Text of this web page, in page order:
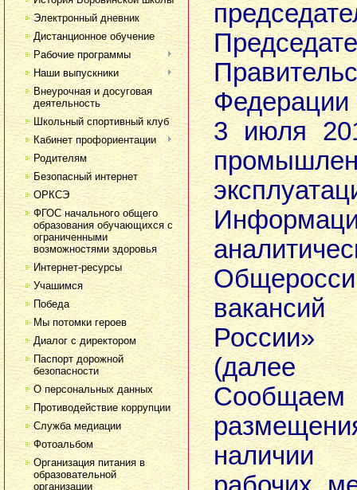
Электронный дневник
Дистанционное обучение
Рабочие программы
Наши выпускники
Внеурочная и досуговая
деятельность
Школьный спортивный клуб
Кабинет профориентации
Родителям
Безопасный интернет
ОРКСЭ
ФГОС начального общего
образования обучающихся с
ограниченными
возможностями здоровья
Интернет-ресурсы
Учашимся
Победа
Мы потомки героев
Диалог с директором
Паспорт дорожной
безопасности
О персональных данных
Противодействие коррупции
Служба медиации
Фотоальбом
Организация питания в
образовательной
организации
3 июля
России»
Сообщаем